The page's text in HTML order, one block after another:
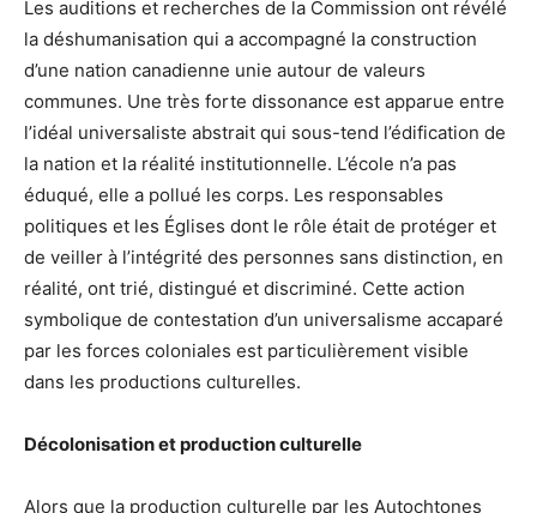
Les auditions et recherches de la Commission ont révélé
la déshumanisation qui a accompagné la construction
d’une nation canadienne unie autour de valeurs
communes. Une très forte dissonance est apparue entre
l’idéal universaliste abstrait qui sous-tend l’édification de
la nation et la réalité institutionnelle. L’école n’a pas
éduqué, elle a pollué les corps. Les responsables
politiques et les Églises dont le rôle était de protéger et
de veiller à l’intégrité des personnes sans distinction, en
réalité, ont trié, distingué et discriminé. Cette action
symbolique de contestation d’un universalisme accaparé
par les forces coloniales est particulièrement visible
dans les productions culturelles.
Décolonisation et production culturelle
Alors que la production culturelle par les Autochtones